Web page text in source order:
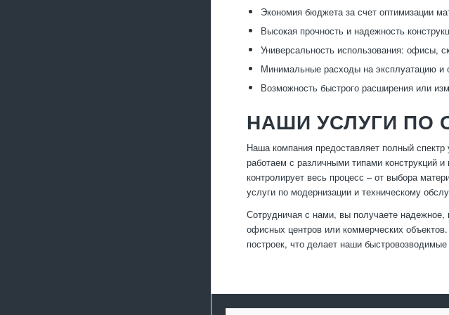
Экономия бюджета за счет оптимизации
Высокая прочность и надежность
Универсальность использования: офисы,
Минимальные расходы на эксплуатацию и
Возможность быстрого расширения или
НАШИ УСЛУГИ ПО
Наша компания предоставляет полный
работаем с различными типами конструкций
контролирует весь процесс – от выбора
услуги по модернизации и техническому
Сотрудничая с нами, вы получаете
офисных центров или коммерческих
построек, что делает наши